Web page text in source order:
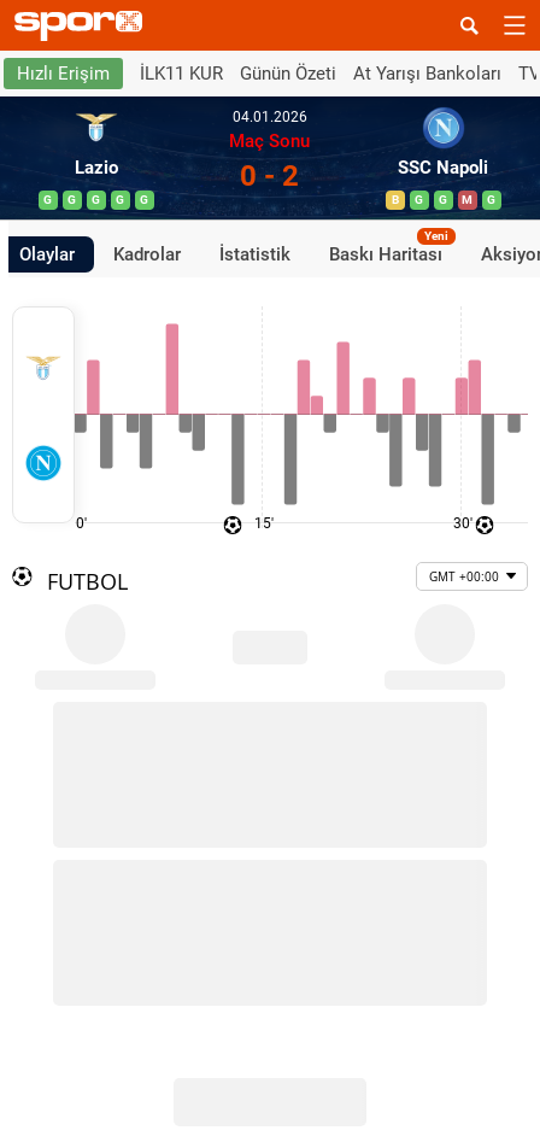
Hızlı Erişim İLK11 KUR Günün Özeti At Yarışı Bankoları
Lazio
G G G G G
04.01.2026
Maç Sonu
0 - 2 SSC Napoli
B G G M G
Olaylar Kadrolar İstatistik Baskı Haritası
Yeni
0' 15' 30'
FUTBOL GMT +00:00